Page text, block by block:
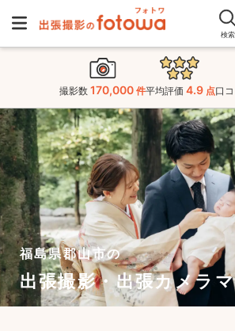
検索
撮影数 170,000 件平均評価 4.9 点口コ
福島県郡山市の
出張撮影・出張カメラ